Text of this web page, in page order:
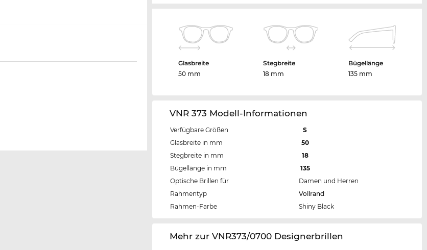
Glasbreite
50 mm
Stegbreite
18 mm
Bügellänge
135 mm
VNR 373 Modell-Informationen
Verfügbare Größen
S
Glasbreite in mm
50
Stegbreite in mm
18
Bügellänge in mm
135
Optische Brillen für
Damen und Herren
Rahmentyp
Vollrand
Rahmen-Farbe
Shiny Black
‌Mehr zur VNR373/0700 Designerbrillen